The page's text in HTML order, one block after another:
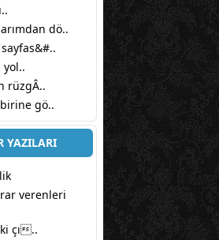
dö..
yol..
rüzgÂ..
gö..
YAZILARI
verenleri
çı..